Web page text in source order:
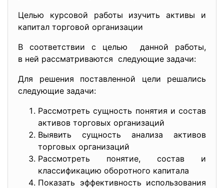
Целью курсовой работы изучить активы и
капитал торговой организации
В соответствии с целью данной работы,
в ней рассматриваются следующие задачи:
Для решения поставленной цели решались
следующие задачи:
Рассмотреть сущность понятия и состав
активов торговых организаций
Выявить сущность анализа активов
торговых организаций
Рассмотреть понятие, состав и
классификацию оборотного капитала
Показать эффективность использования